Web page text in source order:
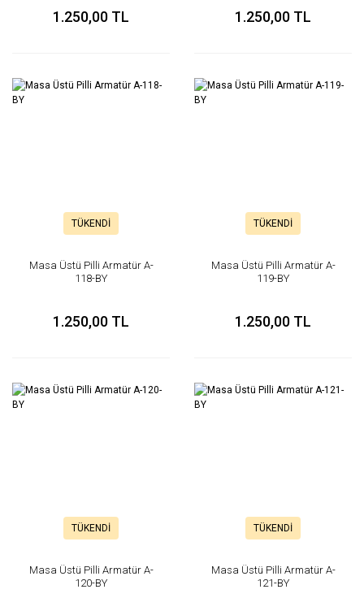
1.250,00 TL 1.250,00 TL
TÜKENDİ
Masa Üstü Pilli Armatür A-
118-BY
1.250,00 TL
TÜKENDİ
Masa Üstü Pilli Armatür A-
119-BY
1.250,00 TL
TÜKENDİ
Masa Üstü Pilli Armatür A-
120-BY
TÜKENDİ
Masa Üstü Pilli Armatür A-
121-BY